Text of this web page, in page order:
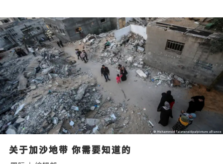
关于加沙地带 你需要知道的